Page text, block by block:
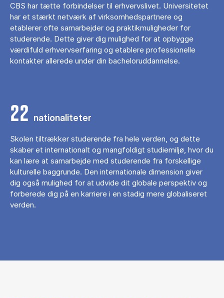
CBS har tætte forbindelser til erhvervslivet. Universitetet
har et stærkt netværk af virksomhedspartnere og
etablerer ofte samarbejder og praktikmuligheder for
studerende. Dette giver dig mulighed for at opbygge
værdifuld erhvervserfaring og etablere professionelle
kontakter allerede under din bacheloruddannelse.
22 nationaliteter
Skolen tiltrækker studerende fra hele verden, og dette
skaber et internationalt og mangfoldigt studiemiljø, hvor du
kan lære at samarbejde med studerende fra forskellige
kulturelle baggrunde. Den internationale dimension giver
dig også mulighed for at udvide dit globale perspektiv og
forberede dig på en karriere i en stadig mere globaliseret
verden.